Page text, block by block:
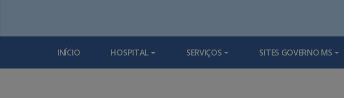
INÍCIO HOSPITAL SERVIÇOS SITES GOVERNO MS